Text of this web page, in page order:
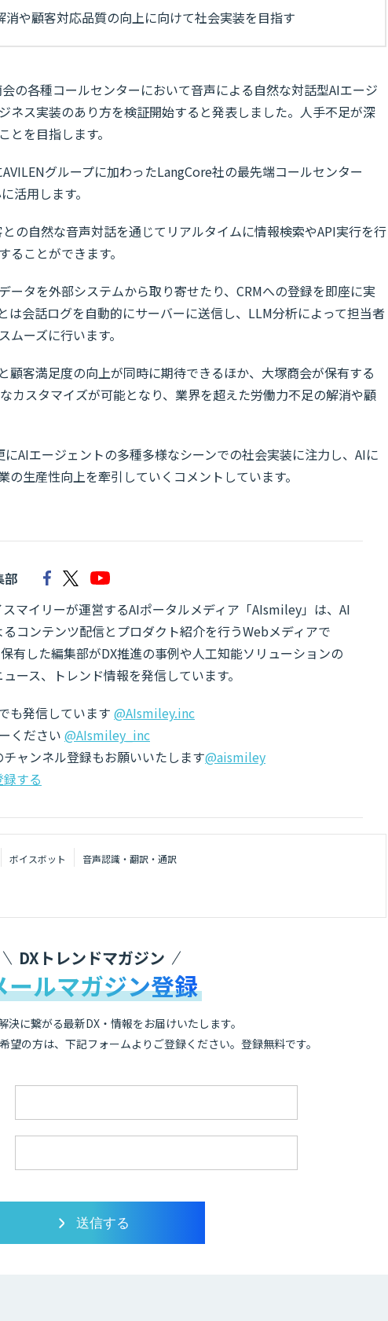
や顧客対応品質の向上に向けて社会実装を目指す
の各種コールセンターにおいて音声による自然な対話型AIエージ
ネス実装のあり方を検証開始すると発表しました。人手不足が深
を目指します。
グループに加わったLangCore社の最先端コールセンター
活用します。
の自然な音声対話を通じてリアルタイムに情報検索やAPI実行を行
ことができます。
ータを外部システムから取り寄せたり、CRMへの登録を即座に実
は会話ログを自動的にサーバーに送信し、LLM分析によって担当者
ーズに行います。
顧客満足度の向上が同時に期待できるほか、大塚商会が保有する
カスタマイズが可能となり、業界を超えた労働力不足の解消や顧
AIエージェントの多種多様なシーンでの社会実装に注力し、AIに
生産性向上を牽引していくコメントしています。
部
マイリーが運営するAIポータルメディア「AIsmiley」は、AI
コンテンツ配信とプロダクト紹介を行うWebメディアで
有した編集部がDX推進の事例や人工知能ソリューションの
ース、トレンド情報を発信しています。
も発信しています @AIsmiley.inc
ください @AIsmiley_inc
ャンネル登録もお願いいたします@aismiley
する
ボイスボット 音声認識・翻訳・通訳
DXトレンドマガジン
ールマガジン登録
決に繋がる最新DX・情報をお届けいたします。
望の方は、下記フォームよりご登録ください。登録無料です。